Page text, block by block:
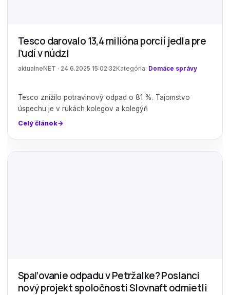
Tesco darovalo 13,4 milióna porcií jedla pre
ľudí v núdzi
aktualneNET · 24.6.2025 15:02:32 Kategória: Domáce správy
Tesco znížilo potravinový odpad o 81 %. Tajomstvo
úspechu je v rukách kolegov a kolegýň
Celý článok
Spaľovanie odpadu v Petržalke? Poslanci
nový projekt spoločnosti Slovnaft odmietli